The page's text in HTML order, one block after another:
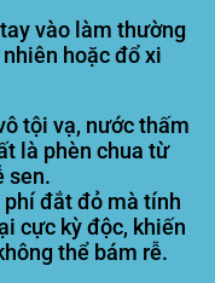
vào làm thường
hoặc đổ xi
tội vạ, nước thấm
là phèn chua từ
sen.
đắt đỏ mà tính
cực kỳ độc, khiến
thể bám rễ.